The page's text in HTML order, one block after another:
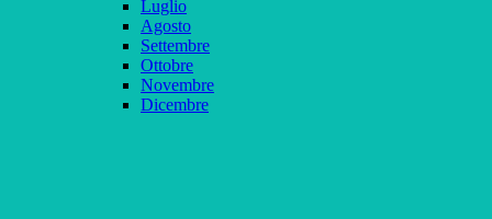
Luglio
Agosto
Settembre
Ottobre
Novembre
Dicembre